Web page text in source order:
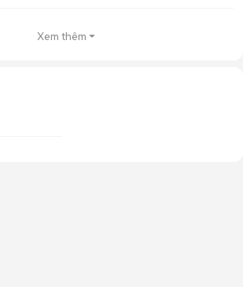
Xem thêm